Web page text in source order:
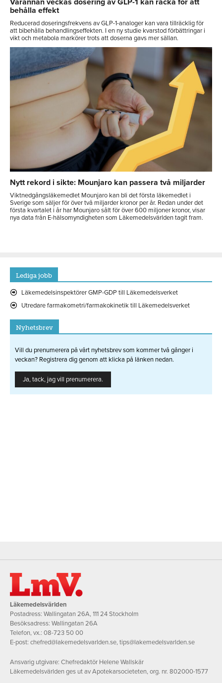
behålla effekt
Reducerad doseringsfrekvens av GLP-1-analoger kan vara tillräcklig för
att bibehålla behandlingseffekten. I en ny studie kvarstod förbättringar i
vikt och metabola markörer trots att doserna gavs mer sällan.
Nytt rekord i sikte: Mounjaro kan passera två miljarder
Viktnedgångsläkemedlet Mounjaro kan bli det första läkemedlet i
Sverige som säljer för över två miljarder kronor per år. Redan under det
första kvartalet i år har Mounjaro sålt för över 600 miljoner kronor, visar
nya data från E-hälsomyndigheten som Läkemedelsvärlden tagit fram.
Lediga jobb
Läkemedelsinspektörer GMP-GDP till Läkemedelsverket
Utredare farmakometri/farmakokinetik till Läkemedelsverket
Nyhetsbrev
Vill du prenumerera på vårt nyhetsbrev som kommer två gånger i
veckan? Registrera dig genom att klicka på länken nedan.
Ja, tack, jag vill prenumerera.
Läkemedelsvärlden
Postadress: Wallingatan 26A, 111 24 Stockholm
Besöksadress: Wallingatan 26A
Telefon, vx.: 08-723 50 00
E-post: chefred@lakemedelsvarlden.se,tips@lakemedelsvarlden.se
Ansvarig utgivare: Chefredaktör Helene Wallskär
Läkemedelsvärlden ges ut av Apotekarsocieteten, org. nr. 802000-1577